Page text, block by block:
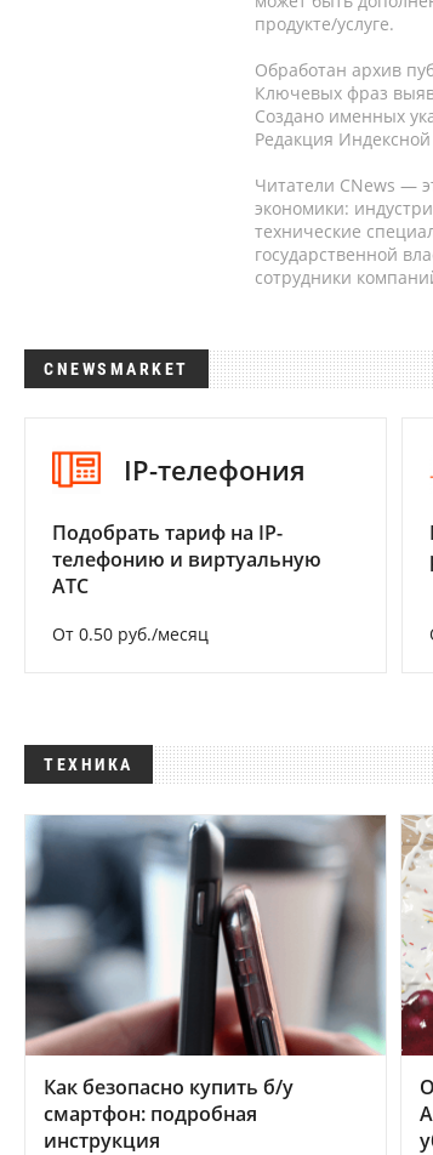
продукте/услуге.
Обработан архив
Ключевых фраз
Создано именных
Редакция
Читатели CNews —
экономики:
технические
государственной
сотрудники
CNEWSMARKET
IP-телефония
Подобрать тариф на IP-
телефонию и виртуальную
АТС
От 0.50 руб./месяц
ТЕХНИКА
Как безопасно купить б/у
смартфон: подробная
инструкция